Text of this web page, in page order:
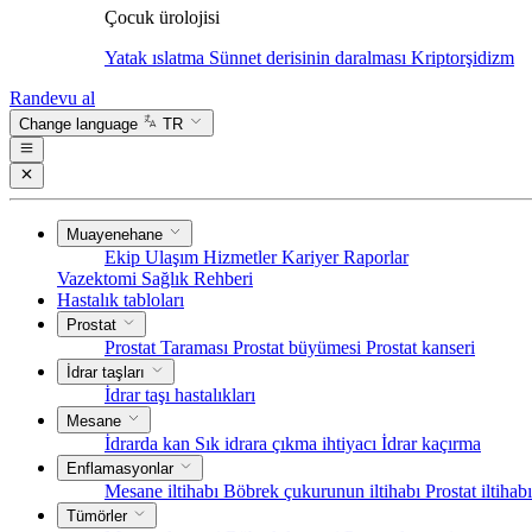
Çocuk ürolojisi
Yatak ıslatma Sünnet derisinin daralması Kriptorşidizm
Randevu al
Change language TR
Muayenehane
Ekip Ulaşım HizmetlerKariyerRaporlar
Vazektomi Sağlık Rehberi
Hastalık tabloları
Prostat
Prostat Taraması Prostat büyümesi Prostat kanseri
İdrar taşları
İdrar taşı hastalıkları
Mesane
İdrarda kan Sık idrara çıkma ihtiyacı İdrar kaçırma
Enflamasyonlar
Mesane iltihabı Böbrek çukurunun iltihabı Prostat iltihabı
Tümörler